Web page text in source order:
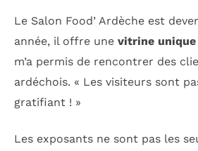
Le Salon Food’ Ardèche est
année, il offre une vitrine unique
m’a permis de rencontrer des
ardéchois. « Les visiteurs sont
gratifiant ! »
Les exposants ne sont pas les